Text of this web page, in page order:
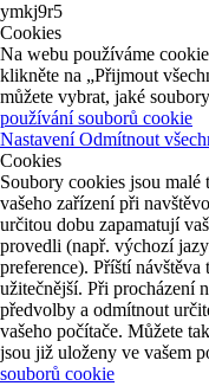
ymkj9r5
Cookies
Na webu používáme
klikněte na „Přijmout
můžete vybrat, jaké
používání souborů cookie
NastaveníOdmítnout
Cookies
Soubory cookies jsou malé
vašeho zařízení při
určitou dobu zapamatují
provedli (např. výchozí
preference). Příští
užitečnější. Při procházení
předvolby a odmítnout
vašeho počítače. Můžete
jsou již uloženy ve vašem
souborů cookie